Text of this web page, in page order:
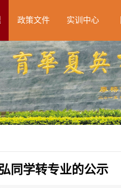
政策文件 实训中心
同学转专业的公示